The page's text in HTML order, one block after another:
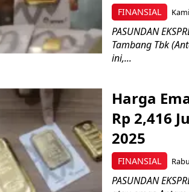
FINANSIAL
PASUNDAN
Tambang Tbk
ini,...
FINANSIAL
Harga
Rp 2,416
2025
PASUNDAN